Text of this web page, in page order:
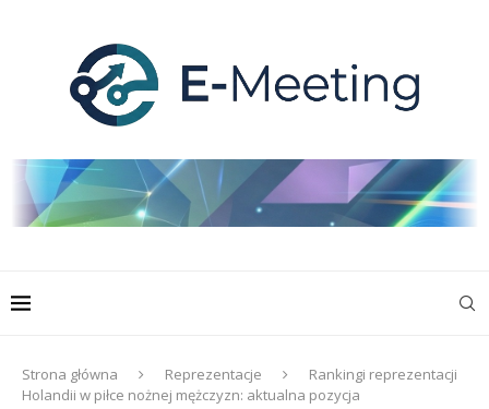
Strona główna Reprezentacje
Rankingi reprezentacji
Holandii w piłce nożnej mężczyzn: aktualna pozycja